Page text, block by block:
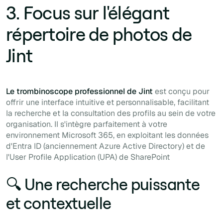
3. Focus sur l'élégant
répertoire de photos de
Jint
Le trombinoscope professionnel de Jint est conçu pour
offrir une interface intuitive et personnalisable, facilitant
la recherche et la consultation des profils au sein de votre
organisation. Il s'intègre parfaitement à votre
environnement Microsoft 365, en exploitant les données
d'Entra ID (anciennement Azure Active Directory) et de
l'User Profile Application (UPA) de SharePoint
🔍 Une recherche puissante
et contextuelle